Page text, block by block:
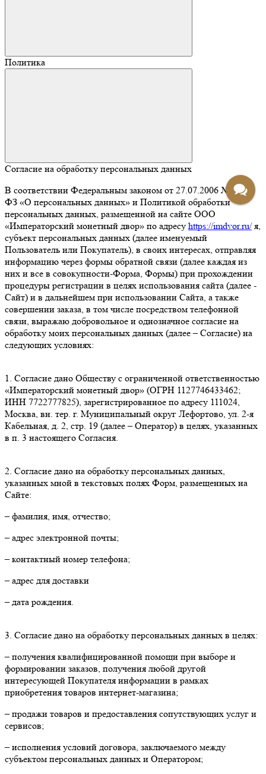
Политика
Согласие на обработку персональных данных
В соответствии Федеральным законом от 27.07.2006 № 152-
ФЗ «О персональных данных» и Политикой обработки
персональных данных, размещенной на сайте ООО
«Императорский монетный двор» по адресу https://imdvor.ru/я,
субъект персональных данных (далее именуемый
Пользователь или Покупатель), в своих интересах, отправляя
информацию через формы обратной связи (далее каждая из
них и все в совокупности-Форма, Формы) при прохождении
процедуры регистрации в целях использования сайта (далее -
Сайт) и в дальнейшем при использовании Сайта, а также
совершении заказа, в том числе посредством телефонной
связи, выражаю добровольное и однозначное согласие на
обработку моих персональных данных (далее – Согласие) на
следующих условиях:
1. Согласие дано Обществу с ограниченной ответственностью
«Императорский монетный двор» (ОГРН 1127746433462;
ИНН 7722777825), зарегистрированное по адресу 111024,
Москва, вн. тер. г. Муниципальный округ Лефортово, ул. 2-я
Кабельная, д. 2, стр. 19 (далее – Оператор) в целях, указанных
в п. 3 настоящего Согласия.
2. Согласие дано на обработку персональных данных,
указанных мной в текстовых полях Форм, размещенных на
Сайте:
– фамилия, имя, отчество;
– адрес электронной почты;
– контактный номер телефона;
– адрес для доставки
– дата рождения.
3. Согласие дано на обработку персональных данных в целях:
– получения квалифицированной помощи при выборе и
формировании заказов, получения любой другой
интересующей Покупателя информации в рамках
приобретения товаров интернет-магазина;
– продажи товаров и предоставления сопутствующих услуг и
сервисов;
– исполнения условий договора, заключаемого между
субъектом персональных данных и Оператором;